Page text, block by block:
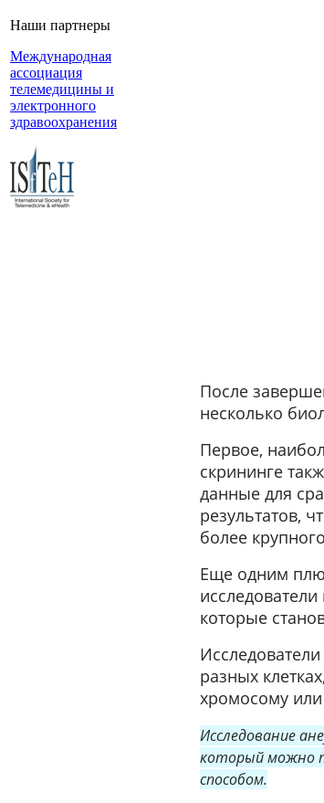
Наши партнеры
Международная
ассоциация
телемедицины и
электронного
здравоохранения
После
несколько
Первое,
скрининге
данные для
результатов,
более
Еще одним
которые
разных
хромосому
Исследование
который можно
способом.